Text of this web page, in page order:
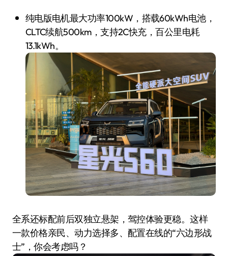
纯电版电机最大功率100kW，搭载60kWh电池，
CLTC续航500km，支持2C快充，百公里电耗
13.1kWh。
全系还标配前后双独立悬架，驾控体验更稳。这样
一款价格亲民、动力选择多、配置在线的“六边形战
士”，你会考虑吗？